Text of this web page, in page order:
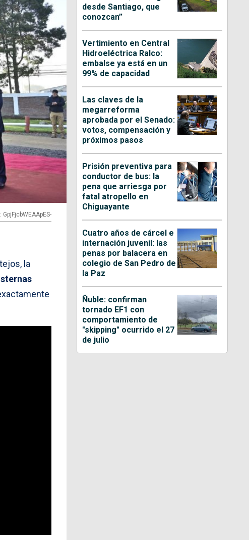
la
desde Santiago, que
conozcan”
Vertimiento en Central
Hidroeléctrica Ralco:
embalse ya está en un
99% de capacidad
Las claves de la
megarreforma
aprobada por el Senado:
votos, compensación y
próximos pasos
Prisión preventiva para
conductor de bus: la
pena que arriesga por
fatal atropello en
Chiguayante
Cuatro años de cárcel e
internación juvenil: las
penas por balacera en
colegio de San Pedro de
la Paz
Ñuble: confirman
tornado EF1 con
comportamiento de
"skipping" ocurrido el 27
de julio